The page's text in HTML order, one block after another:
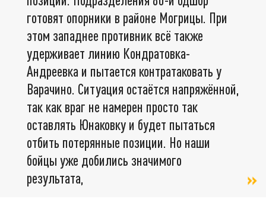
готовят опорники в районе Могрицы. При
этом западнее противник всё также
удерживает линию Кондратовка-
Андреевка и пытается контратаковать у
Варачино. Ситуация остаётся напряжённой,
так как враг не намерен просто так
оставлять Юнаковку и будет пытаться
отбить потерянные позиции. Но наши
бойцы уже добились значимого
результата,